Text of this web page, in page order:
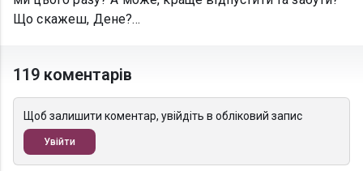
Що скажеш, Дене?...
119 коментарів
Щоб залишити коментар, увійдіть в обліковий запис
Увійти